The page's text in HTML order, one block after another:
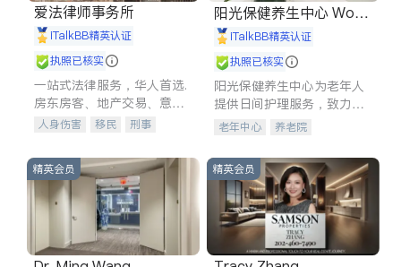
爱法律师事务所
iTalkBB精英认证
执照已核实
一站式法律服务，华人首选.
房东房客、地产交易、意外
伤害、车祸重伤、商业诉
建筑合同、刑事案件全包办
人身伤害 移民
刑事
信托/遗嘱
商业
商标注册
索赔
律师-其它
阳光保健养生中心 World
shine
iTalkBB精英认证
执照已核实
阳光保健养生中心为老年人
提供日间护理服务，致力于
通过持续的护理创新来有效
老年中心 养老院
精英会员 精英会员